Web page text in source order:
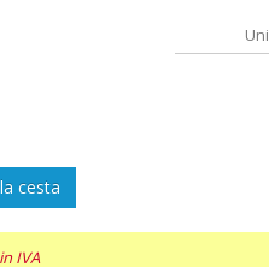
cesta
IVA